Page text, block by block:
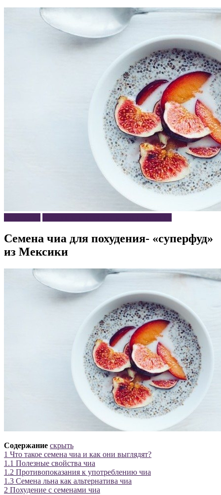
Семена чиа для похудения- «суперфуд»
из Мексики
Содержание скрыть
1 Что такое семена чиа и как они выглядят?
1.1 Полезные свойства чиа
1.2 Противопоказания к употреблению чиа
1.3 Семена льна как альтернатива чиа
2 Похудение с семенами чиа